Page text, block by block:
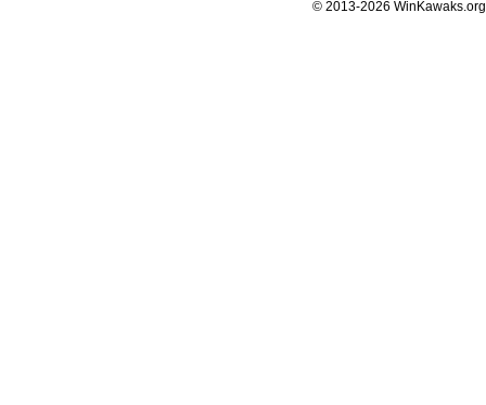
© 2013-2026